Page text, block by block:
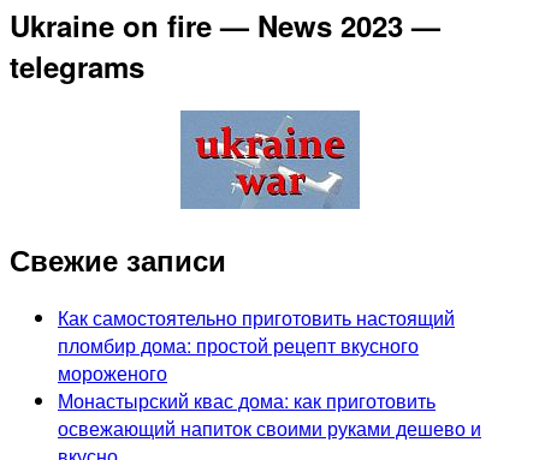
Ukraine on fire — News 2023 —
telegrams
Свежие записи
Как самостоятельно приготовить настоящий
пломбир дома: простой рецепт вкусного
мороженого
Монастырский квас дома: как приготовить
освежающий напиток своими руками дешево и